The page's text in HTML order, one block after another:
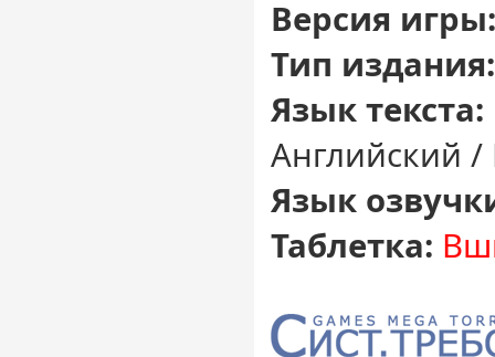
Версия игры:
Тип издания:
Язык текста:
Английский /
Язык
Таблетка: